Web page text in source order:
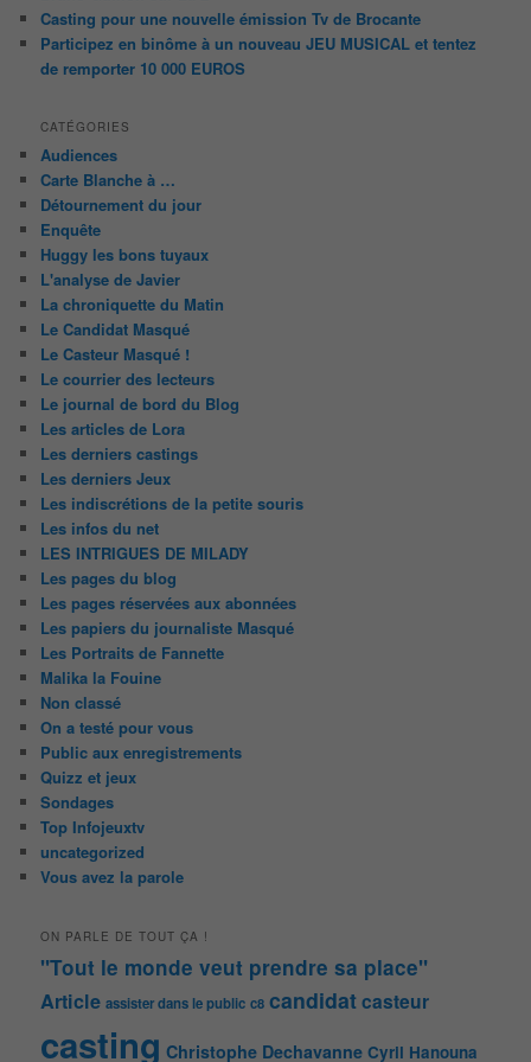
Casting pour une nouvelle émission Tv de Brocante
Participez en binôme à un nouveau JEU MUSICAL et tentez
de remporter 10 000 EUROS
CATÉGORIES
Audiences
Carte Blanche à …
Détournement du jour
Enquête
Huggy les bons tuyaux
L'analyse de Javier
La chroniquette du Matin
Le Candidat Masqué
Le Casteur Masqué !
Le courrier des lecteurs
Le journal de bord du Blog
Les articles de Lora
Les derniers castings
Les derniers Jeux
Les indiscrétions de la petite souris
Les infos du net
LES INTRIGUES DE MILADY
Les pages du blog
Les pages réservées aux abonnées
Les papiers du journaliste Masqué
Les Portraits de Fannette
Malika la Fouine
Non classé
On a testé pour vous
Public aux enregistrements
Quizz et jeux
Sondages
Top Infojeuxtv
uncategorized
Vous avez la parole
ON PARLE DE TOUT ÇA !
"Tout le monde veut prendre sa place"
Article assister dans le public c8 candidatcasteur
casting Christophe Dechavanne Cyril Hanouna